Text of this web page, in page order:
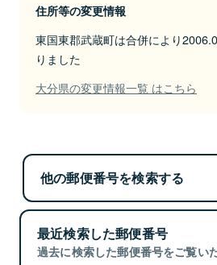
住所等の変更情報
東国東郡武蔵町は合併により
りました
大分県の変更情報一覧 はこちら
他の郵便番号を検索する
最近検索した郵便番号
過去に検索した郵便番号をご覧い